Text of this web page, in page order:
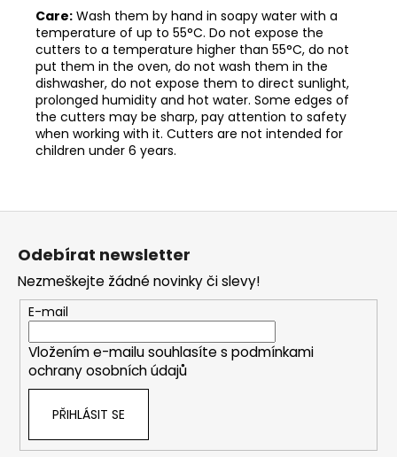
Care: Wash them by hand in soapy water with a
temperature of up to 55°C. Do not expose the
cutters to a temperature higher than 55°C, do not
put them in the oven, do not wash them in the
dishwasher, do not expose them to direct sunlight,
prolonged humidity and hot water. Some edges of
the cutters may be sharp, pay attention to safety
when working with it. Cutters are not intended for
children under 6 years.
Z
Odebírat newsletter
Nezmeškejte žádné novinky či slevy!
E-mail
Vložením e-mailu souhlasíte s podmínkami
ochrany osobních údajů
PŘIHLÁSIT SE